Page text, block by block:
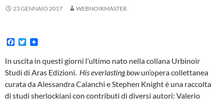
23 GENNAIO 2017 WEBNOIRMASTER
F
e
b
o
k
T
i
t
t
r
In uscita in questi giorni l’ultimo nato nella collana Urbinoir
Studi di Aras Edizioni. His everlasting bowun’opera collettanea
curata da Alessandra Calanchi e Stephen Knight è una raccolta
di studi sherlockiani con contributi di diversi autori: Valerio